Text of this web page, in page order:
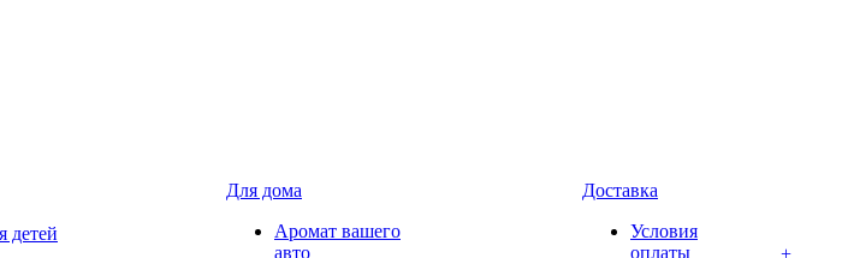
детей
Для дома
Аромат вашего
авто
Доставка
Условия
оплаты
+